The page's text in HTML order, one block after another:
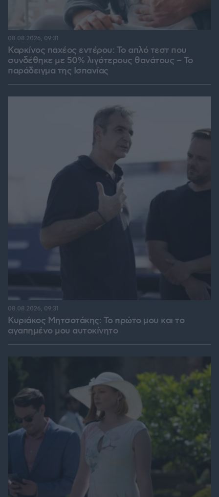
Καρκίνος παχέος εντέρου: Το απλό τεστ που
συνδέθηκε με 50% λιγότερους θανάτους – Το
παράδειγμα της Ισπανίας
08.08.2026, 09:31
Κυριάκος Μητσοτάκης: Το πρώτο μου και το
αγαπημένο μου αυτοκίνητο
08.08.2026, 09:31